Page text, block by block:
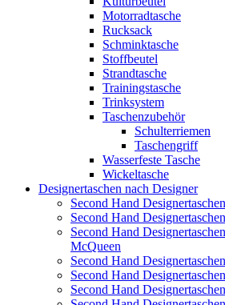
Motorradtasche
Rucksack
Schminktasche
Stoffbeutel
Strandtasche
Trainingstasche
Trinksystem
Taschenzubehör
Schulterriemen
Taschengriff
Wasserfeste Tasche
Wickeltasche
Designertaschen nach Designer
Second Hand
Second Hand
Second Hand
McQueen
Second Hand
Second Hand
Second Hand